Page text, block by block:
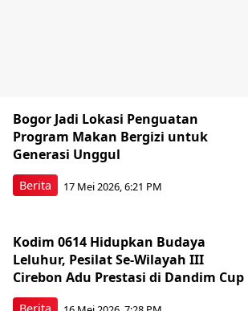
Berita
Bogor Jadi Lokasi Penguatan
Program Makan Bergizi untuk
Generasi Unggul
17 Mei 2026, 6:21 PM
Kodim 0614 Hidupkan Budaya
Leluhur, Pesilat Se-Wilayah III
Cirebon Adu Prestasi di Dandim Cup